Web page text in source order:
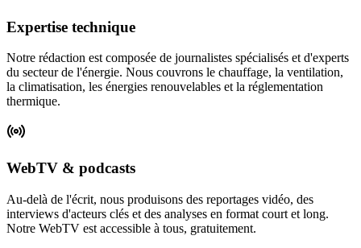
Expertise technique
Notre rédaction est composée de journalistes spécialisés et d'experts
du secteur de l'énergie. Nous couvrons le chauffage, la ventilation,
la climatisation, les énergies renouvelables et la réglementation
thermique.
WebTV & podcasts
Au-delà de l'écrit, nous produisons des reportages vidéo, des
interviews d'acteurs clés et des analyses en format court et long.
Notre WebTV est accessible à tous, gratuitement.